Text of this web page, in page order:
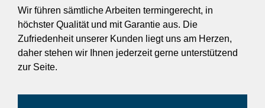
Wir führen sämtliche Arbeiten termingerecht, in
höchster Qualität und mit Garantie aus. Die
Zufriedenheit unserer Kunden liegt uns am Herzen,
daher stehen wir Ihnen jederzeit gerne unterstützend
zur Seite.